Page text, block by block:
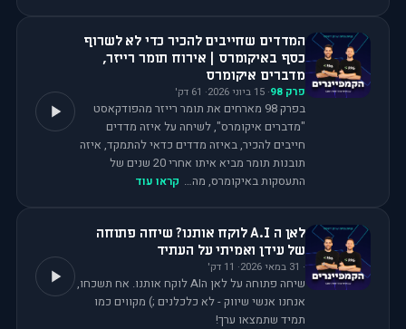
המדדים שחייבים להכיר כדי לא לשרוף
כסף באיקומרס | אירוח תומר רייזר,
מדברים איקומרס
פרק 98
· 15 ביוני 2026 ·
61 דק'
בפרק 98 מארחים את תומר רייזר מהפודקאסט
"מדברים איקומרס", לשיחה על איזה מדדים
חייבים להכיר, באיזה מדדים כדאי להתמקד, איזה
תובנות תומר מביא איתו אחרי 20 שנים של
התעסקות באיקומרס, מה… קראו עוד
לאן ה A.I לוקח אותנו? שיחה פתוחה
של עידן ואמיתי על העתיד
· 31 במאי 2026 ·
11 דק'
שיחה פתוחה על לאן הAI לוקח אותנו. אח תשכחו,
אנחנו אנשי שיווק - לא כלכלנים ;) מקווים כמו
תמיד שתמצאו ערך!